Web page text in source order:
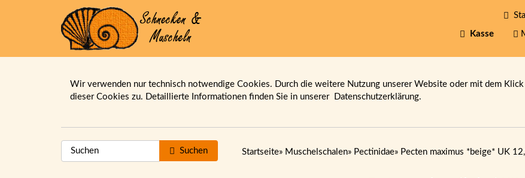
Kasse
Wir verwenden nur technisch notwendige Cookies. Durch die weitere Nutzung unserer Website oder mit dem
dieser Cookies zu. Detaillierte Informationen finden Sie in unserer Datenschutzerklärung.
Suchen Startseite» Muschelschalen» Pectinidae» Pecten maximus *beige* UK